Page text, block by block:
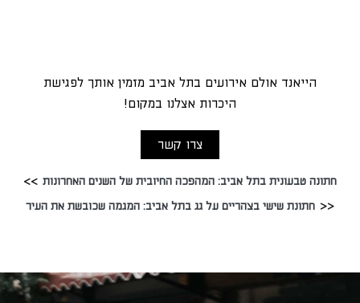
הייאנד אולם אירועים בתל אביב מזמין אותך לפגישת
היכרות אצלנו במקום!
צרו קשר
חתונה טבעונית בתל אביב: המהפכה החיובית של השנים האחרונות
חתונת שישי בצהריים על גג בתל אביב: המגמה שכובשת את העיר